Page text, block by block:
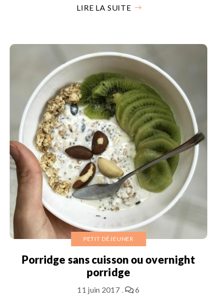
LIRE LA SUITE
PETIT DÉJEUNER
Porridge sans cuisson ou overnight
porridge
11 juin 2017 6